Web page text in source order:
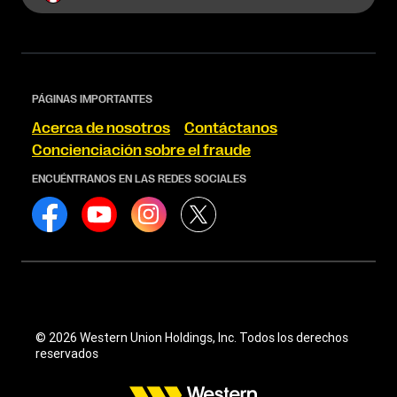
PÁGINAS IMPORTANTES
Acerca de nosotros
Contáctanos
Concienciación sobre el fraude
ENCUÉNTRANOS EN LAS REDES SOCIALES
© 2026 Western Union Holdings, Inc. Todos los derechos
reservados